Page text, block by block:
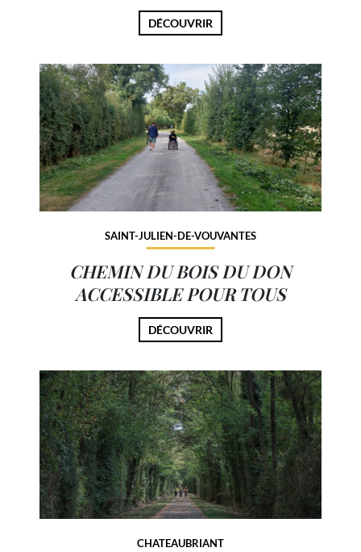
DÉCOUVRIR
SAINT-JULIEN-DE-VOUVANTES
CHEMIN DU BOIS DU DON
ACCESSIBLE POUR TOUS
DÉCOUVRIR
CHATEAUBRIANT